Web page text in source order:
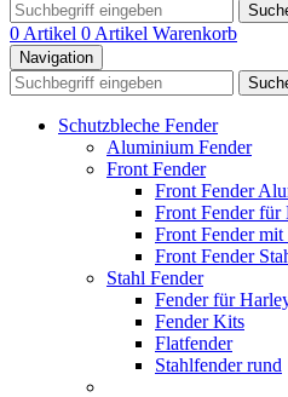
0 Artikel 0 Artikel Warenkorb
Navigation
Schutzbleche Fender
Aluminium Fender
Front Fender
Front Fender
Front Fender für
Front Fender
Front Fender
Stahl Fender
Fender für
Fender Kits
Flatfender
Stahlfender rund